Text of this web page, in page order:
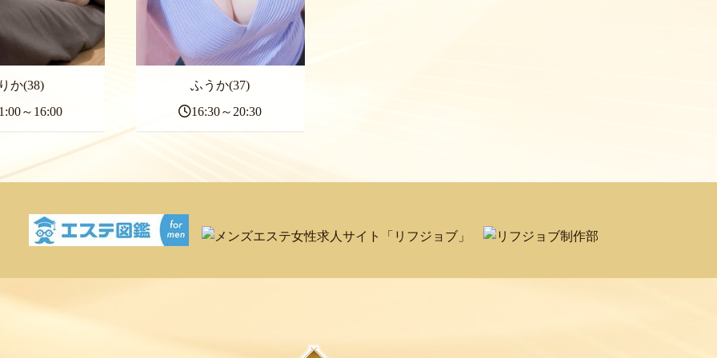
か(38)
～16:00
ふうか(37)
16:30～20:30